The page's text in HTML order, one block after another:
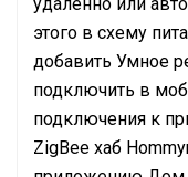
этого в схему
добавить Умное
подключить в
подключения к
ZigBee хаб